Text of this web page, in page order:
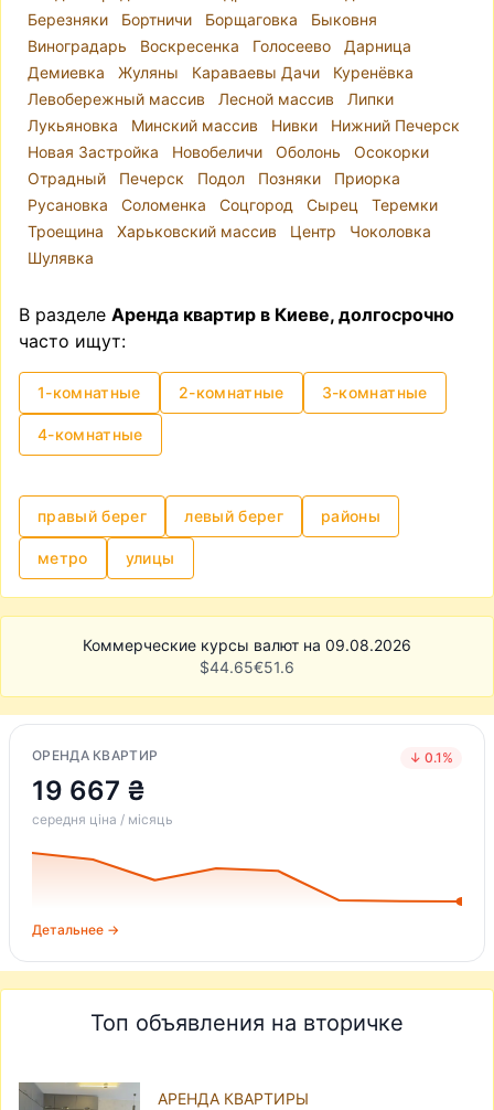
Березняки
Бортничи Борщаговка
Быковня
Виноградарь
Воскресенка Голосеево
Дарница
Демиевка
Жуляны Караваевы Дачи
Куренёвка
Левобережный массив
Лесной массив
Липки
Лукьяновка
Минский массив Нивки
Нижний Печерск
Новая Застройка
Новобеличи Оболонь
Осокорки
Отрадный
Печерск Подол Позняки
Приорка
Русановка
Соломенка Соцгород Сырец
Теремки
Троещина
Харьковский массив Центр
Чоколовка
Шулявка
В разделе Аренда квартир в Киеве, долгосрочно
часто ищут:
1-комнатные 2-комнатные 3-комнатные
4-комнатные
правый берег левый берег районы
метро улицы
Коммерческие курсы валют на 09.08.2026
$44.65€51.6
ОРЕНДА КВАРТИР ↓ 0.1%
19 667 ₴
середня ціна / місяць
Детальнее →
Топ объявления на вторичке
АРЕНДА КВАРТИРЫ